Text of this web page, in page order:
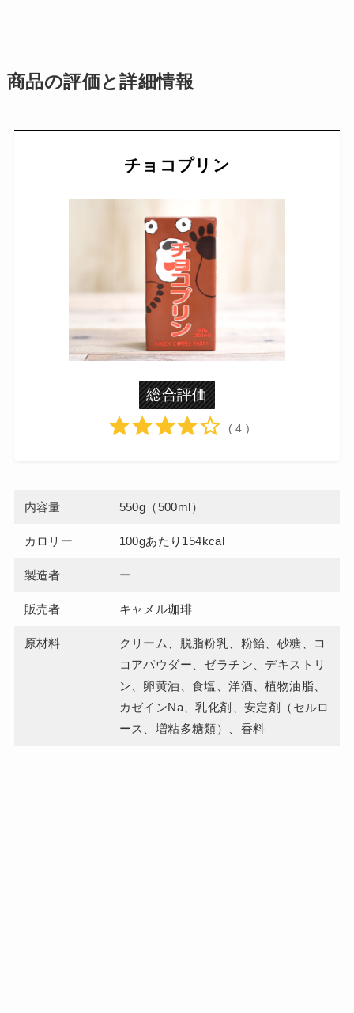
商品の評価と詳細情報
チョコプリン
総合評価
( 4 )
内容量 550g（500ml）
カロリー 100gあたり154kcal
製造者 ー
販売者 キャメル珈琲
原材料
クリーム、脱脂粉乳、粉飴、砂糖、コ
コアパウダー、ゼラチン、デキストリ
ン、卵黄油、食塩、洋酒、植物油脂、
カゼインNa、乳化剤、安定剤（セルロ
ース、増粘多糖類）、香料